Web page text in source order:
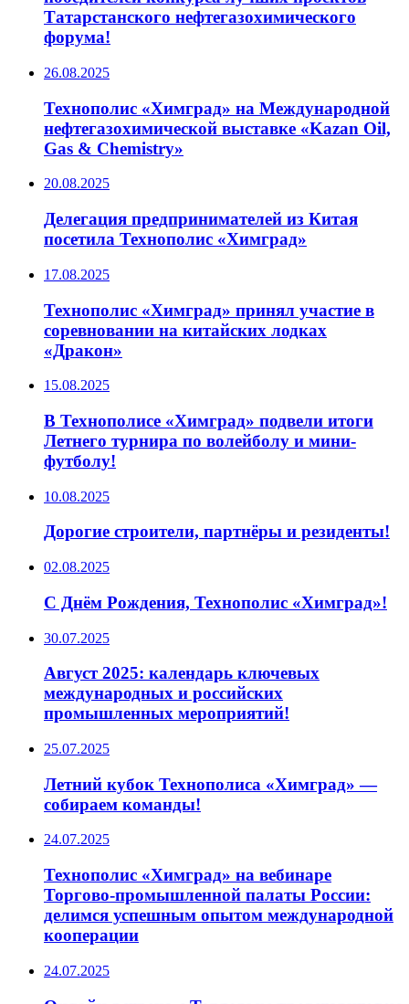
Татарстанского нефтегазохимического
форума!
26.08.2025
Технополис «Химград» на Международной
нефтегазохимической выставке «Kazan Oil,
Gas & Chemistry»
20.08.2025
Делегация предпринимателей из Китая
посетила Технополис «Химград»
17.08.2025
Технополис «Химград» принял участие в
соревновании на китайских лодках
«Дракон»
15.08.2025
В Технополисе «Химград» подвели итоги
Летнего турнира по волейболу и мини-
футболу!
10.08.2025
Дорогие строители, партнёры и резиденты!
02.08.2025
С Днём Рождения, Технополис «Химград»!
30.07.2025
Август 2025: календарь ключевых
международных и российских
промышленных мероприятий!
25.07.2025
Летний кубок Технополиса «Химград» —
собираем команды!
24.07.2025
Технополис «Химград» на вебинаре
Торгово-промышленной палаты России:
делимся успешным опытом международной
кооперации
24.07.2025